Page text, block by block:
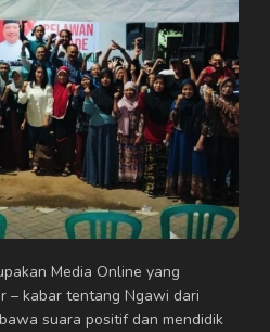
Media Online yang
– kabar tentang Ngawi dari
suara positif dan mendidik